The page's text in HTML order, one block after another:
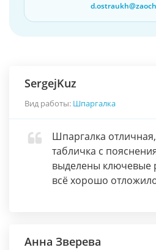
SergejKuz
Вид работы: Шпаргалка
Шпаргалка
табличка с
выделены ключевые
всё хорошо
Анна Зверева